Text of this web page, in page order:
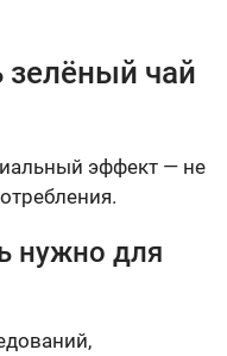
зелёный чай
эффект — не
нужно для